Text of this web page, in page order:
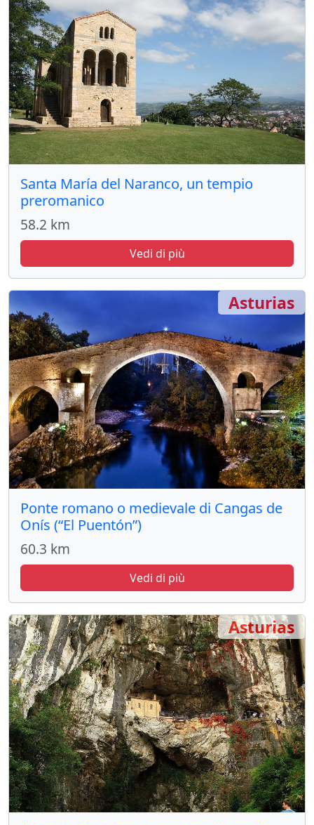
Santa María del Naranco, un tempio
preromanico
58.2 km
Vedi di più
Ponte romano o medievale di Cangas de
Onís (“El Puentón”)
60.3 km
Vedi di più
Asturias
Asturias